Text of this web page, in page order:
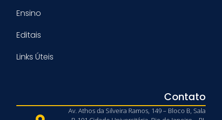
Ensino
Editais
Links Úteis
Contato
Av. Athos da Silveira Ramos, 149 – Bloco B, Sala